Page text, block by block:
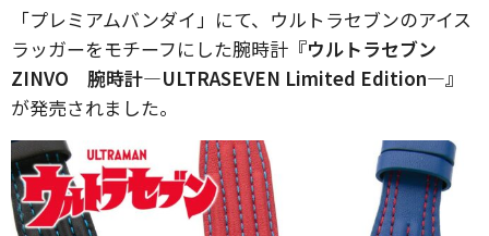
「プレミアムバンダイ」にて、ウルトラセブンのアイス
ラッガーをモチーフにした腕時計 『ウルトラセブン
ZINVO 腕時計―ULTRASEVEN Limited Edition―』
が発売されました。